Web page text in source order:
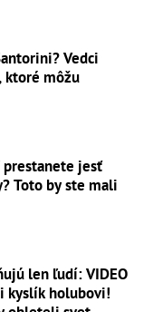
Vedci
ktoré môžu
prestanete jesť
Toto by ste mali
len ľudí: VIDEO
kyslík holubovi!